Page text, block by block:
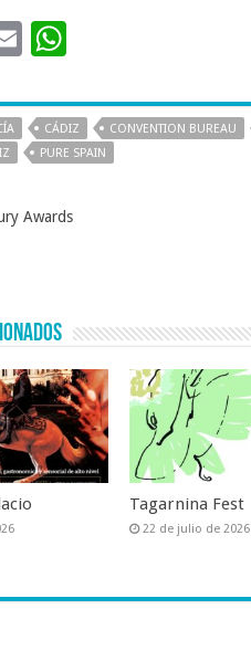
E
ai
l
at
sA
p
CÁDIZ CONVENTION BUREAU
PURE SPAIN
Awards
Tagarnina Fest
22 de julio de 2026